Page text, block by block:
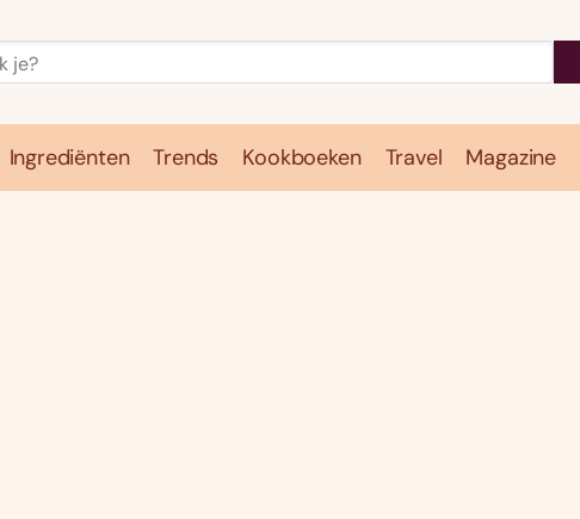
Ingrediënten Trends Kookboeken Travel Magazine